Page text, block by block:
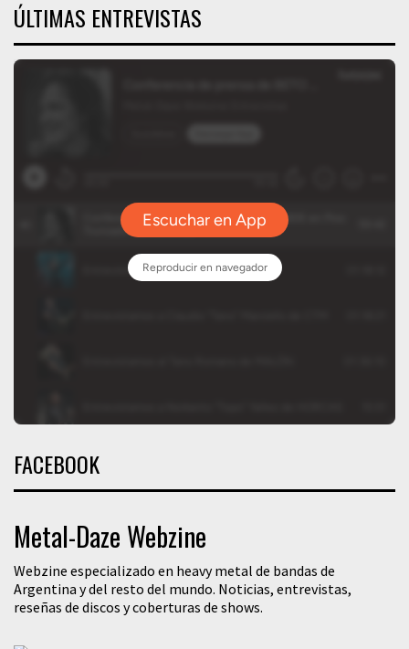
ÚLTIMAS ENTREVISTAS
FACEBOOK
Metal-Daze Webzine
Webzine especializado en heavy metal de bandas de
Argentina y del resto del mundo. Noticias, entrevistas,
reseñas de discos y coberturas de shows.